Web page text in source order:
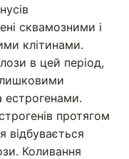
сквамозними і
клітинами.
в цей період,
естрогенами.
протягом
відбувається
Коливання